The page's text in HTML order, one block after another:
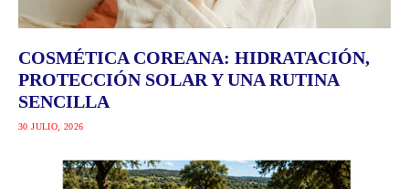
COSMÉTICA COREANA: HIDRATACIÓN,
PROTECCIÓN SOLAR Y UNA RUTINA
SENCILLA
30 JULIO, 2026